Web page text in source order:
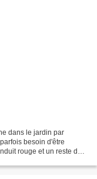
dans le jardin par
besoin d'être
rouge et un reste de